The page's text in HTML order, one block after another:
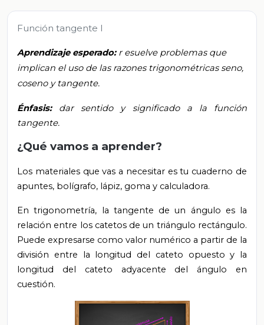
Función tangente I
Aprendizaje esperado: resuelve problemas que
implican el uso de las razones trigonométricas seno,
coseno y tangente.
Énfasis: dar sentido y significado a la función
tangente.
¿Qué vamos a aprender?
Los materiales que vas a necesitar es tu cuaderno de
apuntes, bolígrafo, lápiz, goma y calculadora.
En trigonometría, la tangente de un ángulo es la
relación entre los catetos de un triángulo rectángulo.
Puede expresarse como valor numérico a partir de la
división entre la longitud del cateto opuesto y la
longitud del cateto adyacente del ángulo en
cuestión.